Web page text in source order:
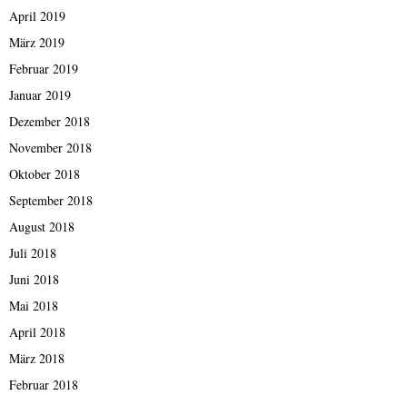
April 2019
März 2019
Februar 2019
Januar 2019
Dezember 2018
November 2018
Oktober 2018
September 2018
August 2018
Juli 2018
Juni 2018
Mai 2018
April 2018
März 2018
Februar 2018